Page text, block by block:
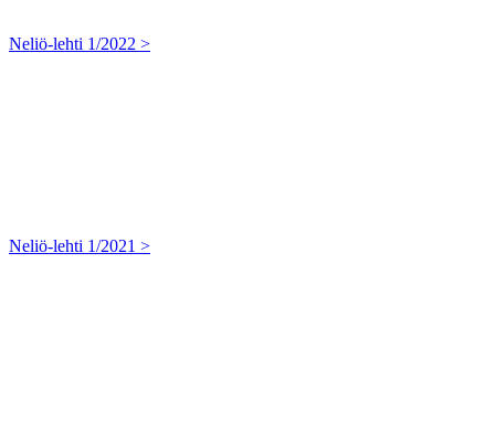
Neliö-lehti 1/2022 >
Neliö-lehti 1/2021 >